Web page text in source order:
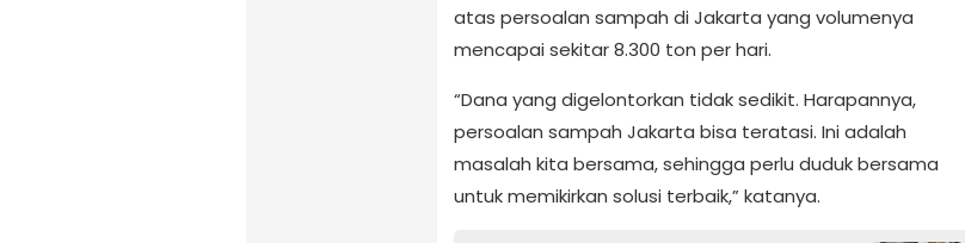
atas persoalan sampah di Jakarta yang volumenya
mencapai sekitar 8.300 ton per hari.
“Dana yang digelontorkan tidak sedikit. Harapannya,
persoalan sampah Jakarta bisa teratasi. Ini adalah
masalah kita bersama, sehingga perlu duduk bersama
untuk memikirkan solusi terbaik,” katanya.